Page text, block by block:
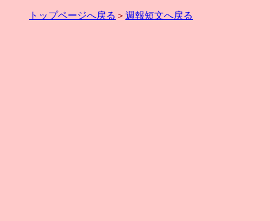
トップページへ戻る ＞ 週報短文へ戻る